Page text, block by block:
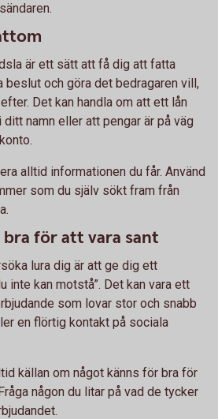
är ett sätt att få dig att fatta
beslut och göra det bedragaren vill,
Det kan handla om att ett lån
namn eller att pengar är på väg
alltid informationen du får. Använd
som du själv sökt fram från
för att vara sant
lura dig är att ge dig ett
inte kan motstå”. Det kan vara ett
som lovar stor och snabb
en flörtig kontakt på sociala
källan om något känns för bra för
någon du litar på vad de tycker